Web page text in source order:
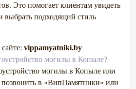
Это помогает клиентам увидеть
выбрать подходящий стиль
vippamyatniki.by
могилы в Копыле?
могилы в Копыле или
позвонить в «ВипПамятники» или